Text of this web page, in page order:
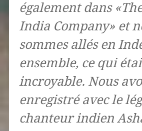
également dans
India Company» et
sommes allés en
ensemble, ce qui
incroyable. Nous
enregistré avec le
chanteur indien